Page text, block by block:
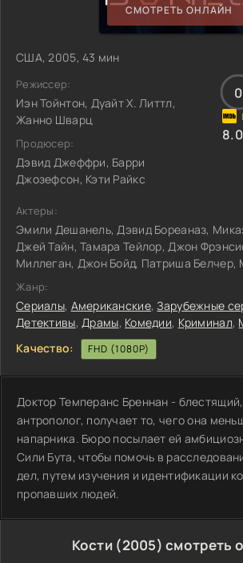
СМОТРЕТЬ ОНЛАЙН
США, 2005, 43 мин
Режиссер:
Иэн Тойнтон, Дуайт Х. Литтл,
Жанно Шварц
Продюсер:
Дэвид Джеффри, Барри
Джозефсон, Кэти Райкс
0
8.0
Актеры:
Эмили Дешанель, Дэвид Бореаназ,
Джей Тайн, Тамара Тейлор, Джон
Миллеган, Джон Бойд, Патриша Белчер,
Жанр:
Сериалы, Американские,Зарубежные
Детективы,Драмы, Комедии, Криминал,
Качество:
FHD (1080P)
Доктор Темперанс Бреннан -
антрополог, получает то, чего она
напарника. Бюро посылает ей
Сили Бута, чтобы помочь в
дел, путем изучения и идентификации
пропавших людей.
Кости (2005) смотреть